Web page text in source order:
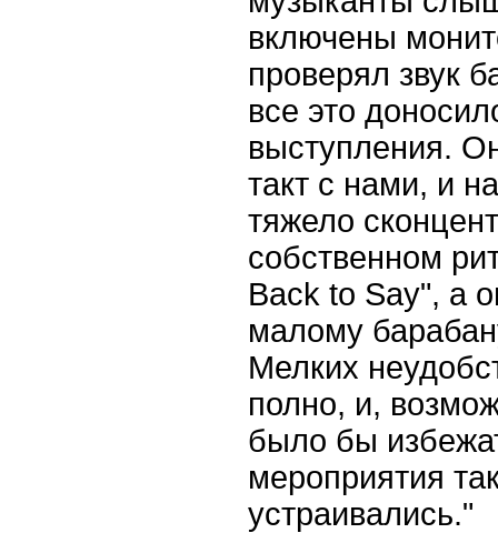
включены
проверял звук
все это
выступления.
такт с нами, и
тяжело
собственном
Back to Say", а
малому
Мелких
полно, и,
было бы
мероприятия
устраивались."